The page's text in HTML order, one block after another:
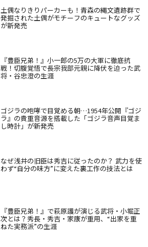
土偶なりきりパーカーも！青森の縄文遺跡群で
発掘された土偶がモチーフのキュートなグッズ
が新発売
『豊臣兄弟！』小一郎の5万の大軍に徹底抗
戦！切腹覚悟で長宗我部元親に降伏を迫った武
将・谷忠澄の生涯
ゴジラの咆哮で目覚める朝…1954年公開『ゴジ
ラ』の貴重音源を搭載した「ゴジラ音声目覚ま
し時計」が新発売
なぜ浅井の旧臣は秀吉に従ったのか？ 武力を使
わず“自分の味方”に変えた裏工作の技法とは
『豊臣兄弟！』で萩原護が演じる武将・小堀正
次とは？秀長・秀吉・家康が重用、“出家を重
ねた実務派”の生涯